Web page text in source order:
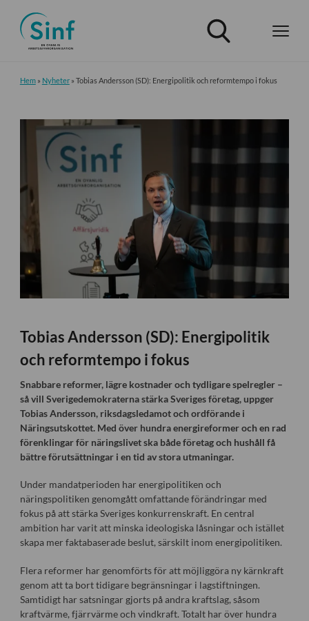
Hem» Nyheter» Tobias Andersson (SD): Energipolitik och reformtempo i fokus
Tobias Andersson (SD): Energipolitik
och reformtempo i fokus
Snabbare reformer, lägre kostnader och tydligare spelregler –
så vill Sverigedemokraterna stärka Sveriges företag, uppger
Tobias Andersson, riksdagsledamot och ordförande i
Näringsutskottet. Med över hundra energireformer och en rad
förenklingar för näringslivet ska både företag och hushåll få
bättre förutsättningar i en tid av stora utmaningar.
Under mandatperioden har energipolitiken och
näringspolitiken genomgått omfattande förändringar med
fokus på att stärka Sveriges konkurrenskraft. En central
ambition har varit att minska ideologiska låsningar och istället
skapa mer faktabaserade beslut, särskilt inom energipolitiken.
Flera reformer har genomförts för att möjliggöra ny kärnkraft
genom att ta bort tidigare begränsningar i lagstiftningen.
Samtidigt har satsningar gjorts på andra kraftslag, såsom
kraftvärme, fjärrvärme och vindkraft. Totalt har över hundra